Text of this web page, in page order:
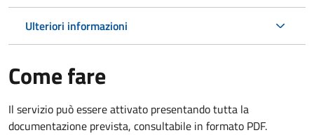
Ulteriori informazioni
Come fare
Il servizio può essere attivato presentando tutta la
documentazione prevista, consultabile in formato PDF.